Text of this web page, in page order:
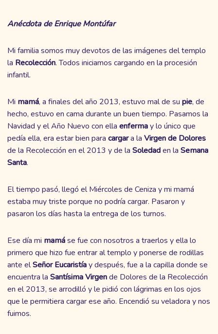
Anécdota de Enrique Montúfar
Mi familia somos muy devotos de las imágenes del templo
la Recolección. Todos iniciamos cargando en la procesión
infantil.
Mi mamá, a finales del año 2013, estuvo mal de su pie, de
hecho, estuvo en cama durante un buen tiempo. Pasamos la
Navidad y el Año Nuevo con ella enfermay lo único que
pedía ella, era estar bien para cargara la Virgen de Dolores
de la Recolección en el 2013 y de la Soledaden la Semana
Santa.
El tiempo pasó, llegó el Miércoles de Ceniza y mi mamá
estaba muy triste porque no podría cargar. Pasaron y
pasaron los días hasta la entrega de los turnos.
Ese día mi mamáse fue con nosotros a traerlos y ella lo
primero que hizo fue entrar al templo y ponerse de rodillas
ante elSeñor Eucaristíay después, fue a la capilla donde se
encuentra la SantísimaVirgende Dolores de la Recolección
en el 2013, se arrodilló y le pidió con lágrimas en los ojos
que le permitiera cargar ese año. Encendió su veladora y nos
fuimos.